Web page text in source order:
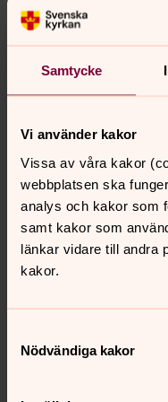
Samtycke
Vi använder kakor
Vissa av våra kakor
webbplatsen ska
analys och kakor som
samt kakor som
länkar vidare till andra
kakor.
Nödvändiga kakor
Fyra gånger om året
tidning ”Näset” i din
Hör av dig så hjälper vi
9 anledningar
Svenska kyrka
Tro, hopp och kärlek
söker den, här!